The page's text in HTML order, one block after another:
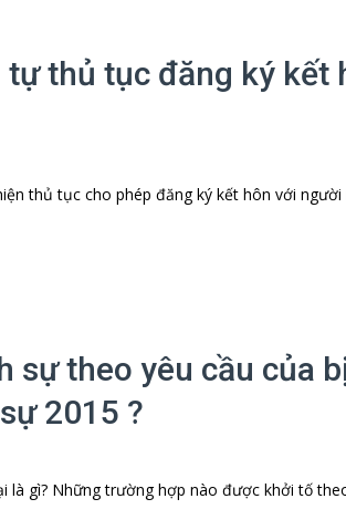
thủ tục đăng ký kết
thủ tục cho phép đăng ký kết hôn với người
sự theo yêu cầu của
2015 ?
gì? Những trường hợp nào được khởi tố